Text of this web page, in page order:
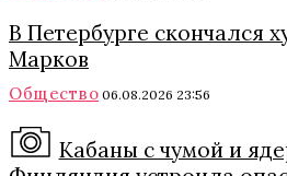
В Петербурге скончался
Марков
Общество 06.08.2026 23:56
Кабаны с чумой и